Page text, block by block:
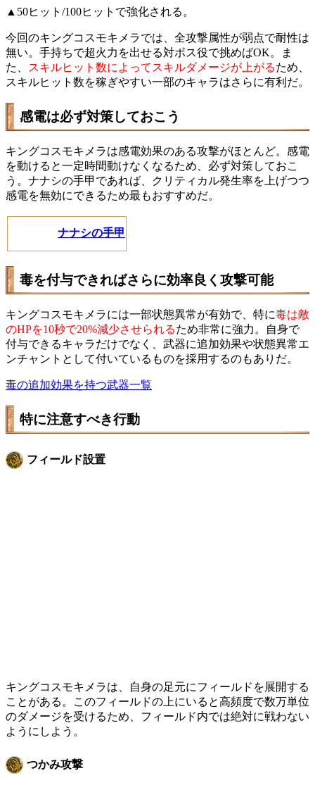
▲50ヒット/100ヒットで強化される。
今回のキングコスモキメラでは、全攻撃属性が弱点で耐性は
無い。手持ちで超火力を出せる対ボス役で挑めばOK。ま
た、
スキルヒット数によってスキルダメージが上がるため、
スキルヒット数を稼ぎやすい一部のキャラはさらに有利だ。
感電は必ず対策しておこう
キングコスモキメラは感電効果のある攻撃がほとんど。感電
を動けると一定時間動けなくなるため、必ず対策しておこ
う。ナナシの手甲であれば、クリティカル発生率を上げつつ
感電を無効にできるため最もおすすめだ。
ナナシの手甲
毒を付与できればさらに効率良く攻撃可能
キングコスモキメラには一部状態異常が有効で、特に毒は敵
のHPを10秒で20%減少させられるため非常に強力。自身で
付与できるキャラだけでなく、武器に追加効果や状態異常エ
ンチャントとして付いているものを採用するのもありだ。
毒の追加効果を持つ武器一覧
特に注意すべき行動
フィールド設置
キングコスモキメラは、自身の足元にフィールドを展開する
ことがある。このフィールドの上にいると高頻度で数万単位
のダメージを受けるため、フィールド内では絶対に戦わない
ようにしよう。
つかみ攻撃